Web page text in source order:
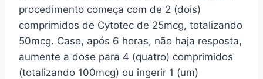
procedimento começa com de 2 (dois)
comprimidos de Cytotec de 25mcg, totalizando
50mcg. Caso, após 6 horas, não haja resposta,
aumente a dose para 4 (quatro) comprimidos
(totalizando 100mcg) ou ingerir 1 (um)